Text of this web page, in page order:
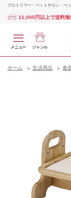
プロトリマー・ペットサロン・ペ
11,000円以上で送料無
メニュー ジャンル
ホーム 生活用品 食